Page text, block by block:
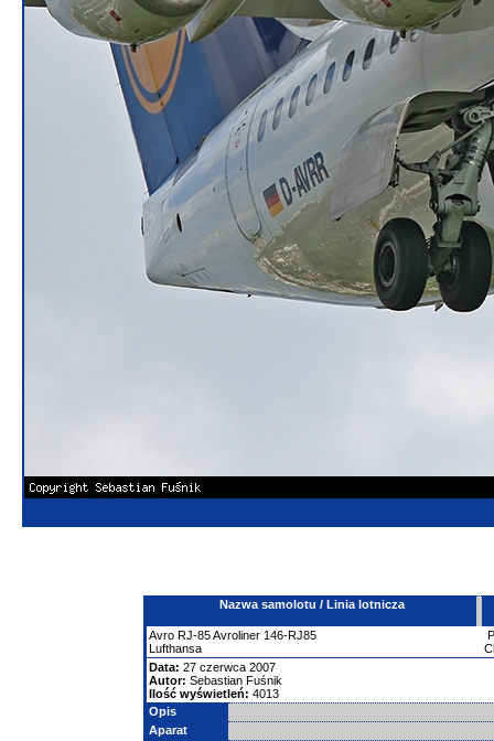
Nazwa samolotu / Linia lotnicza
Avro RJ-85 Avroliner 146-RJ85
Lufthansa
Data: 27 czerwca 2007
Autor: Sebastian Fuśnik
Ilość wyświetleń: 4013
Opis
Aparat